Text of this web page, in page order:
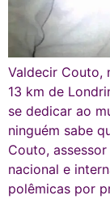
Valdecir Couto,
13 km de
se dedicar ao
ninguém sabe
Couto,
nacional e
polêmicas por